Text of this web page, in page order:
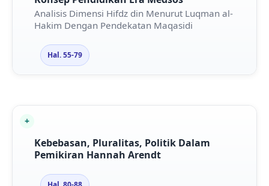
Analisis Dimensi Hifdz din Menurut Luqman al-
Hakim Dengan Pendekatan Maqasidi
Hal. 55-79
Kebebasan, Pluralitas, Politik Dalam
Pemikiran Hannah Arendt